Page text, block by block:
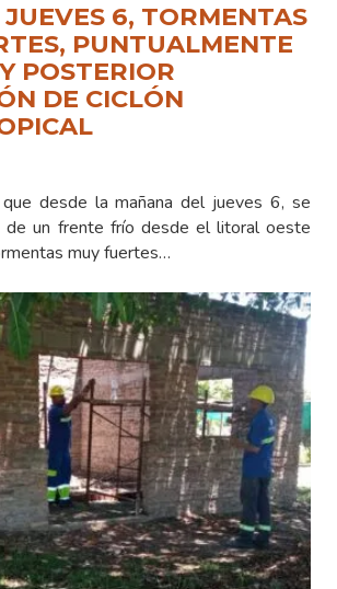
JUEVES 6, TORMENTAS
PUNTUALMENTE
POSTERIOR
DE CICLÓN
desde la mañana del jueves 6, se
de un frente frío desde el litoral oeste
muy fuertes…